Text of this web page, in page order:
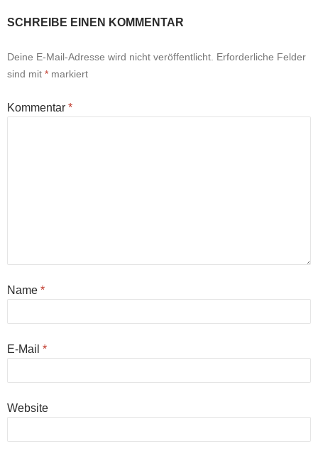
SCHREIBE EINEN KOMMENTAR
Deine E-Mail-Adresse wird nicht veröffentlicht. Erforderliche Felder
sind mit * markiert
Kommentar *
Name *
E-Mail *
Website